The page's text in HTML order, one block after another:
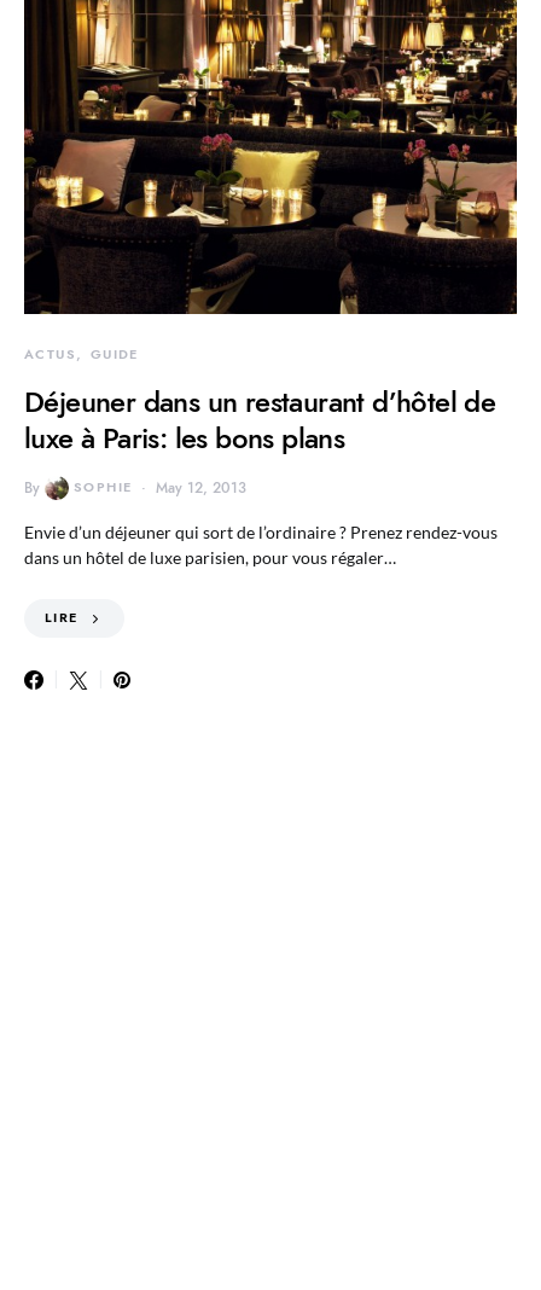
ACTUS GUIDE
Déjeuner dans un restaurant d’hôtel de
luxe à Paris: les bons plans
By SOPHIE May 12, 2013
Envie d’un déjeuner qui sort de l’ordinaire ? Prenez rendez-vous
dans un hôtel de luxe parisien, pour vous régaler…
LIRE